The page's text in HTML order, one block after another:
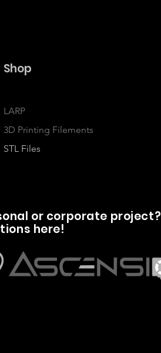
Shop
LARP
3D Printing Filements
STL Files
or corporate project?
here!